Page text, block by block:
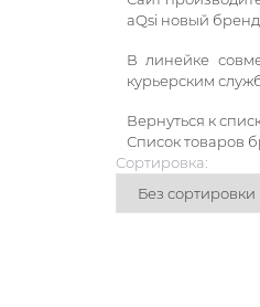
aQsi новый
В линейке
курьерским
Вернуться к
Список товаров
Сортировка: